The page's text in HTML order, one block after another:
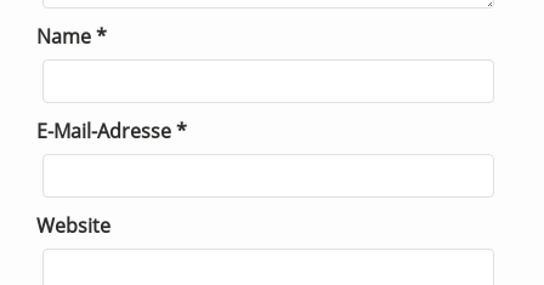
Name*
E-Mail-Adresse*
Website